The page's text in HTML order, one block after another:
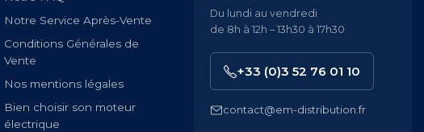
Notre Service Après-Vente
Conditions Générales de
Vente
Nos mentions légales
Bien choisir son moteur
électrique
Du lundi au vendredi
de 8h à 12h – 13h30 à 17h30
+33 (0)3 52 76 01 10
contact@em-distribution.fr